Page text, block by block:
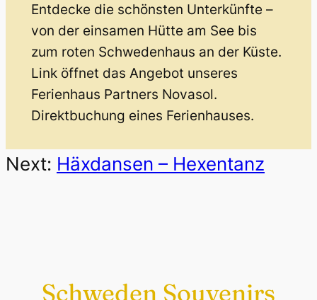
Entdecke die schönsten Unterkünfte –
von der einsamen Hütte am See bis
zum roten Schwedenhaus an der Küste.
Link öffnet das Angebot unseres
Ferienhaus Partners Novasol.
Direktbuchung eines Ferienhauses.
Next: Häxdansen – Hexentanz
Schweden Souvenirs